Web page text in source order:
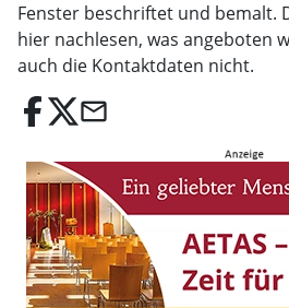
Fenster beschriftet und bemalt.
hier nachlesen, was angeboten
auch die Kontaktdaten nicht.
email